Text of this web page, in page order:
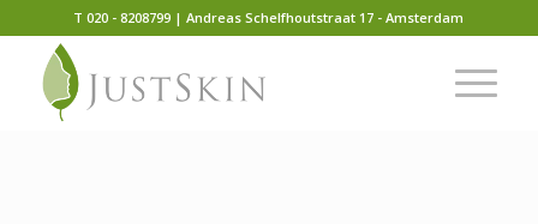
T 020 - 8208799 | Andreas Schelfhoutstraat 17 - Amsterdam